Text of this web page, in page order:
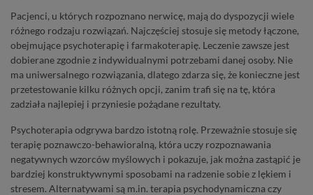
Pacjenci, u których rozpoznano nerwicę, mają do dyspozycji wiele
różnego rodzaju rozwiązań. Najczęściej stosuje się metody łączone,
obejmujące psychoterapię i farmakoterapię. Leczenie zawsze jest
dobierane zgodnie z indywidualnymi potrzebami danej osoby. Nie
ma uniwersalnego rozwiązania, dlatego zdarza się, że konieczne jest
przetestowanie kilku różnych opcji, zanim trafi się na tę, która
zadziała najlepiej i przyniesie pożądane rezultaty.
Psychoterapia odgrywa bardzo istotną rolę. Przeważnie stosuje się
terapię poznawczo-behawioralną, która uczy rozpoznawania
negatywnych wzorców myślowych i pokazuje, jak można zastąpić je
bardziej konstruktywnymi sposobami na radzenie sobie z lękiem i
stresem. Alternatywami są m.in. terapia psychodynamiczna czy